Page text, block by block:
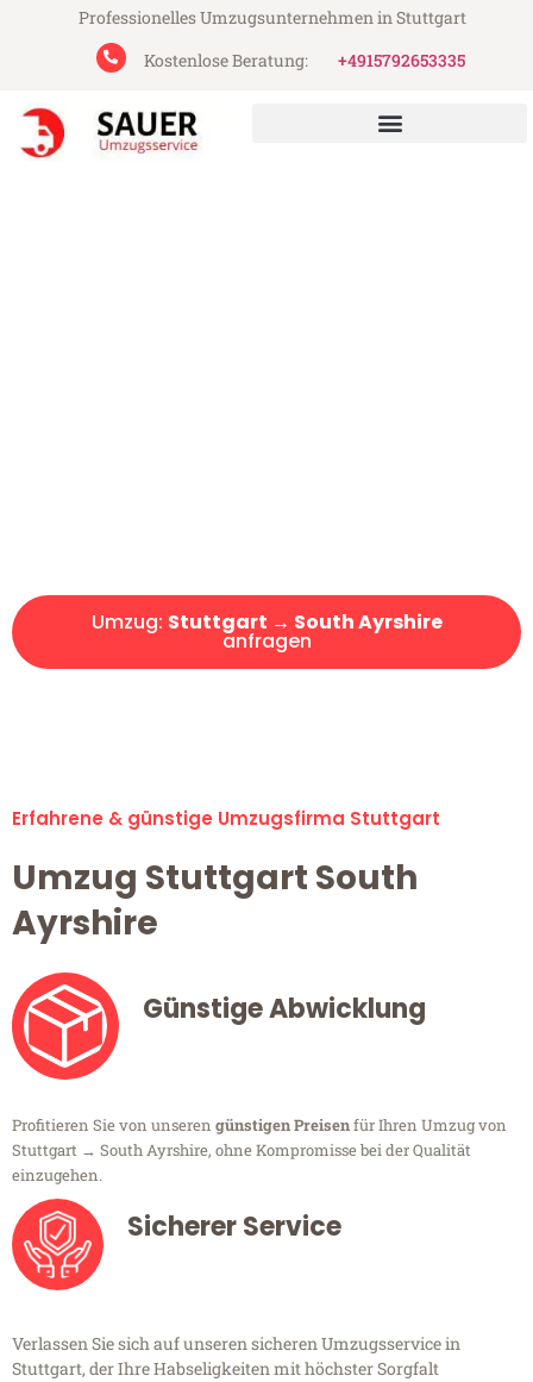
Professionelles Umzugsunternehmen in Stuttgart
Kostenlose Beratung:
+4915792653335
Umzug: Stuttgart → South Ayrshire
anfragen
Erfahrene & günstige Umzugsfirma Stuttgart
Umzug Stuttgart South
Ayrshire
Günstige Abwicklung
Profitieren Sie von unseren günstigen Preisenfür Ihren Umzug von
Stuttgart → South Ayrshire, ohne Kompromisse bei der Qualität
einzugehen.
Sicherer Service
Verlassen Sie sich auf unseren sicheren Umzugsservice in
Stuttgart, der Ihre Habseligkeiten mit höchster Sorgfalt